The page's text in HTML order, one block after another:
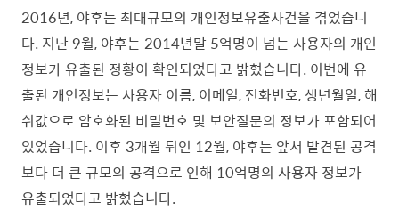
2016년, 야후는 최대규모의 개인정보유출사건을 겪었습니
다. 지난 9월, 야후는 2014년말 5억명이 넘는 사용자의 개인
정보가 유출된 정황이 확인되었다고 밝혔습니다. 이번에 유
출된 개인정보는 사용자 이름, 이메일, 전화번호, 생년월일, 해
쉬값으로 암호화된 비밀번호 및 보안질문의 정보가 포함되어
있었습니다. 이후 3개월 뒤인 12월, 야후는 앞서 발견된 공격
보다 더 큰 규모의 공격으로 인해 10억명의 사용자 정보가
유출되었다고 밝혔습니다.